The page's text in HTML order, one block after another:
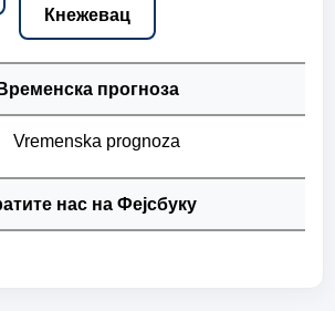
Кнежевац
Временска прогноза
нас на Фејсбуку